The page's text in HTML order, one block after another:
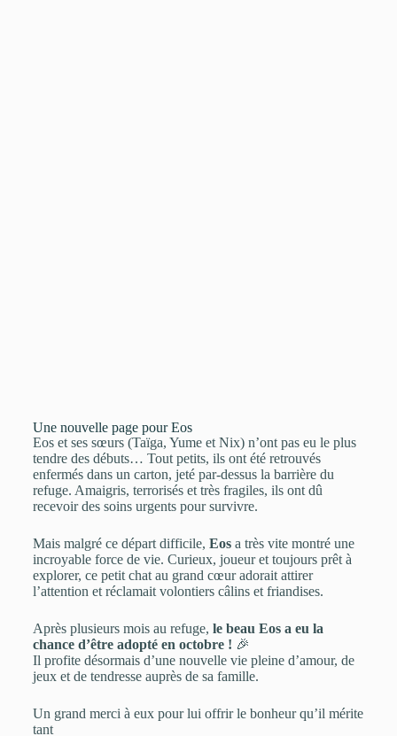
Une nouvelle page pour Eos
Eos et ses sœurs (Taïga, Yume et Nix) n’ont pas eu le plus
tendre des débuts… Tout petits, ils ont été retrouvés
enfermés dans un carton, jeté par-dessus la barrière du
refuge. Amaigris, terrorisés et très fragiles, ils ont dû
recevoir des soins urgents pour survivre.
Mais malgré ce départ difficile, Eosa très vite montré une
incroyable force de vie. Curieux, joueur et toujours prêt à
explorer, ce petit chat au grand cœur adorait attirer
l’attention et réclamait volontiers câlins et friandises.
Après plusieurs mois au refuge, le beau Eos a eu la
chance d’être adopté en octobre ! 🎉
Il profite désormais d’une nouvelle vie pleine d’amour, de
jeux et de tendresse auprès de sa famille.
Un grand merci à eux pour lui offrir le bonheur qu’il mérite
tant